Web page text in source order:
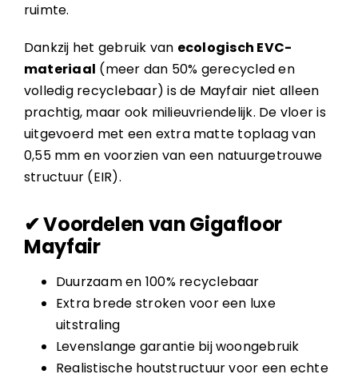
ruimte.
Dankzij het gebruik van ecologisch EVC-
materiaal (meer dan 50% gerecycled en
volledig recyclebaar) is de Mayfair niet alleen
prachtig, maar ook milieuvriendelijk. De vloer is
uitgevoerd met een extra matte toplaag van
0,55 mm en voorzien van een natuurgetrouwe
structuur (EIR).
✔ Voordelen van Gigafloor
Mayfair
Duurzaam en 100% recyclebaar
Extra brede stroken voor een luxe
uitstraling
Levenslange garantie bij woongebruik
Realistische houtstructuur voor een echte